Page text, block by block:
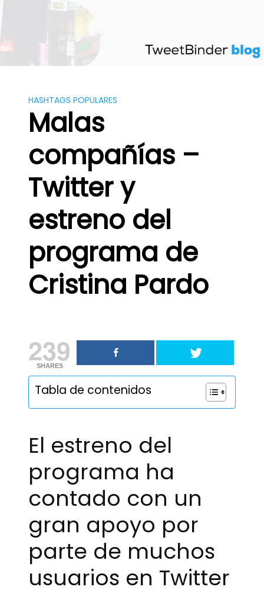
Saltar
HASHTAGS POPULARES
Malas
compañías –
Twitter y
estreno del
programa de
Cristina Pardo
239
SHARES
Tabla de contenidos
El estreno del
programa ha
contado con un
gran apoyo por
parte de muchos
usuarios en Twitter